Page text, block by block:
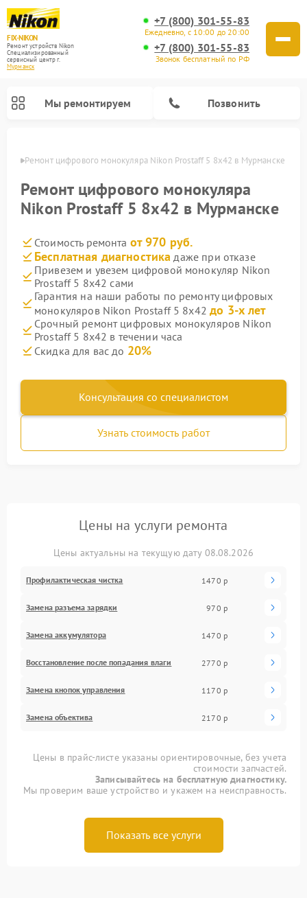
FIX-NIKON
Ремонт устройств Nikon
Специализированный
cервисный центр г.
Мурманск
+7 (800) 301-55-83
Ежедневно, с 10:00 до 20:00
+7 (800) 301-55-83
Звонок бесплатный по РФ
Мы ремонтируем Позвонить
Ремонт цифрового монокуляра Nikon Prostaff 5 8x42 в Мурманске
Ремонт цифрового монокуляра
Nikon Prostaff 5 8x42 в Мурманске
Стоимость ремонта от 970 руб.
Бесплатная диагностика даже при отказе
Привезем и увезем цифровой монокуляр Nikon
Prostaff 5 8x42 сами
Гарантия на наши работы по ремонту цифровых
монокуляров Nikon Prostaff 5 8x42до 3-х лет
Срочный ремонт цифровых монокуляров Nikon
Prostaff 5 8x42 в течении часа
Скидка для вас до 20%
Консультация со специалистом
Узнать стоимость работ
Цены на услуги ремонта
Цены актуальны на текущую дату 08.08.2026
Профилактическая чистка 1470 р
Замена разъема зарядки 970 р
Замена аккумулятора 1470 р
Восстановление после попадания влаги 2770 р
Замена кнопок управления 1170 р
Замена объектива 2170 р
Цены в прайс-листе указаны ориентировочные, без учета
стоимости запчастей.
Записывайтесь на бесплатную диагностику.
Мы проверим ваше устройство и укажем на неисправность.
Показать все услуги